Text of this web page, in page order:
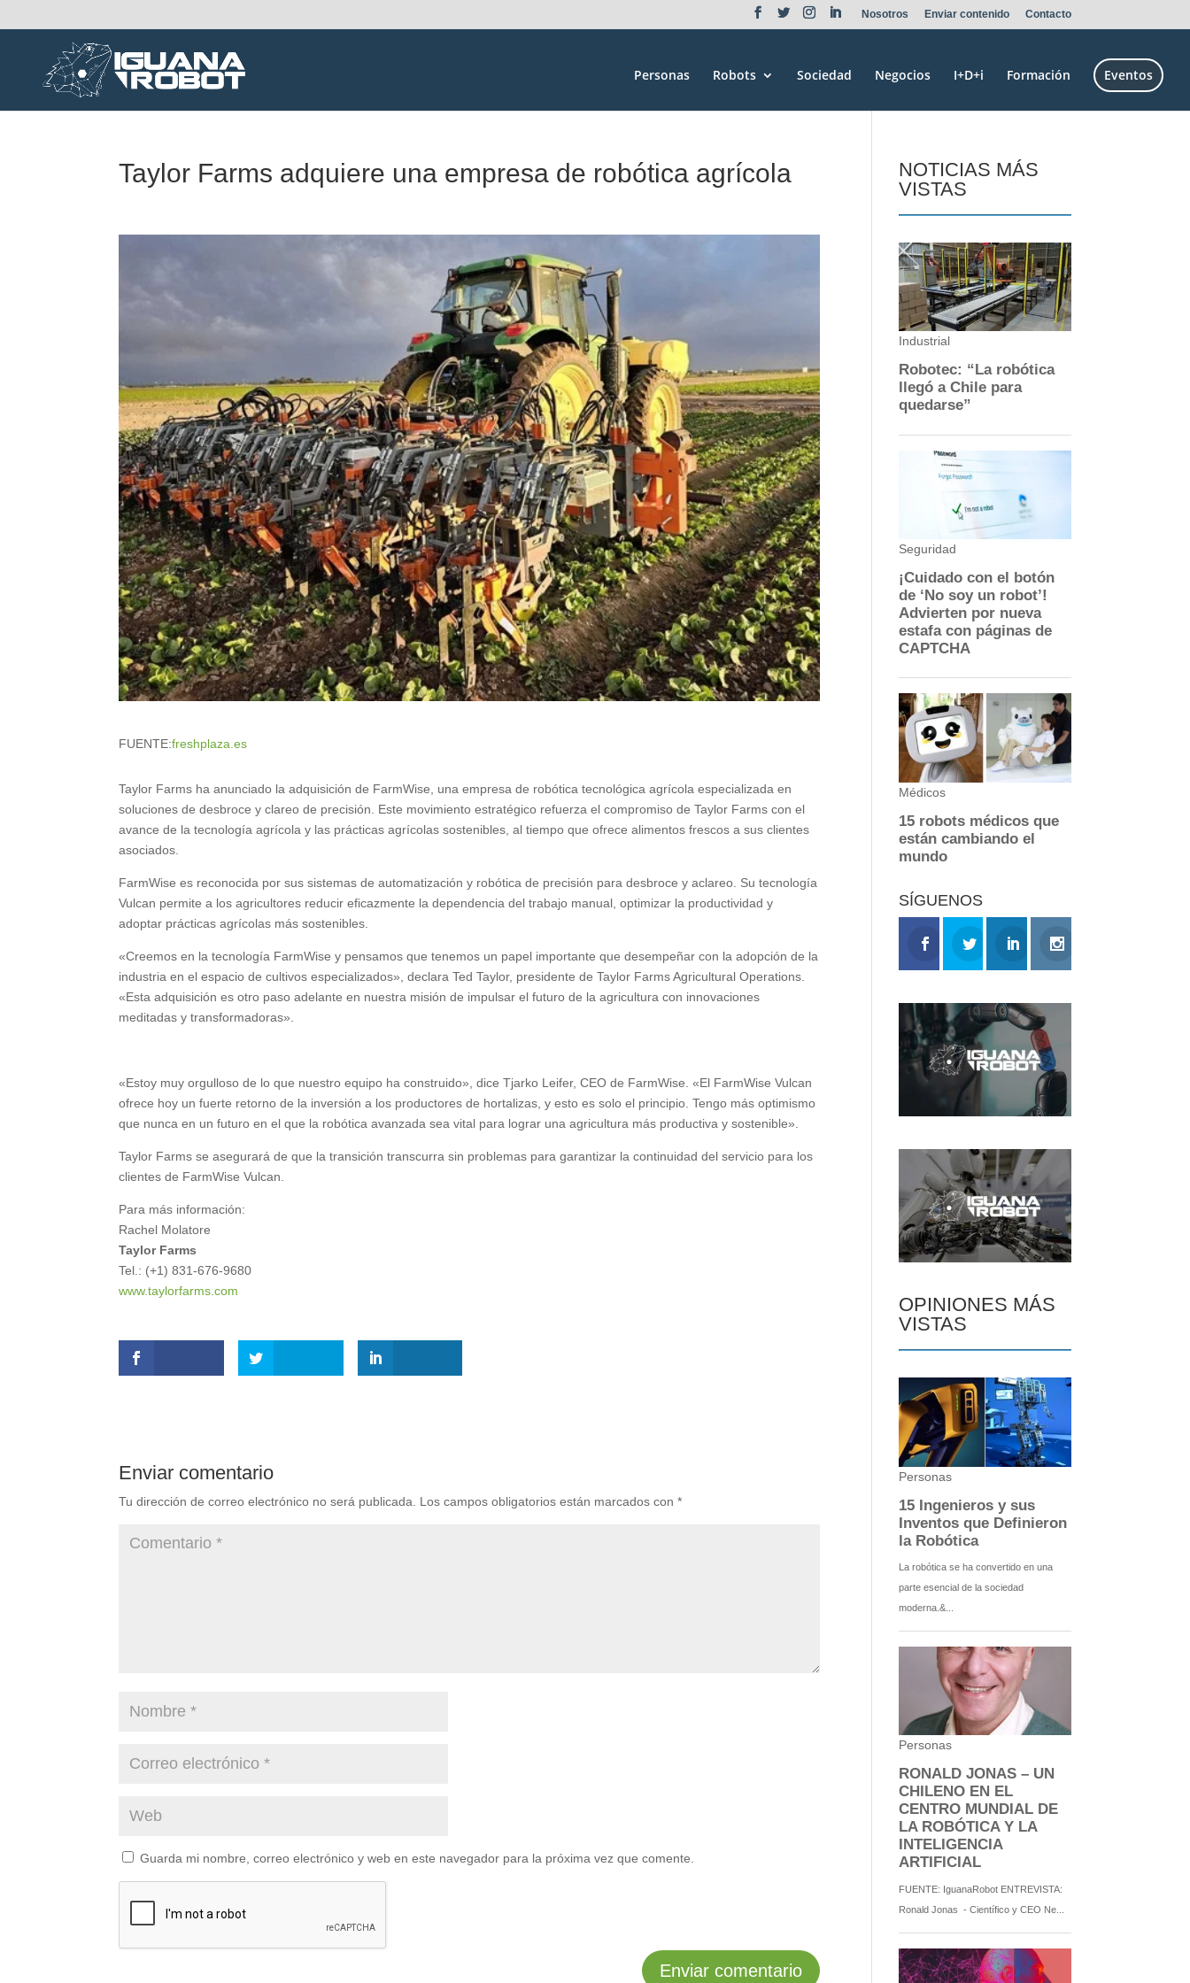
Nosotros Enviar contenido Contacto
Personas Robots Sociedad Negocios I+D+i Formación Eventos
Taylor Farms adquiere una empresa de robótica agrícola
FUENTE:freshplaza.es
Taylor Farms ha anunciado la adquisición de FarmWise, una empresa de robótica tecnológica agrícola especializada en
soluciones de desbroce y clareo de precisión. Este movimiento estratégico refuerza el compromiso de Taylor Farms con el
avance de la tecnología agrícola y las prácticas agrícolas sostenibles, al tiempo que ofrece alimentos frescos a sus clientes
asociados.
FarmWise es reconocida por sus sistemas de automatización y robótica de precisión para desbroce y aclareo. Su tecnología
Vulcan permite a los agricultores reducir eficazmente la dependencia del trabajo manual, optimizar la productividad y
adoptar prácticas agrícolas más sostenibles.
«Creemos en la tecnología FarmWise y pensamos que tenemos un papel importante que desempeñar con la adopción de la
industria en el espacio de cultivos especializados», declara Ted Taylor, presidente de Taylor Farms Agricultural Operations.
«Esta adquisición es otro paso adelante en nuestra misión de impulsar el futuro de la agricultura con innovaciones
meditadas y transformadoras».
«Estoy muy orgulloso de lo que nuestro equipo ha construido», dice Tjarko Leifer, CEO de FarmWise. «El FarmWise Vulcan
ofrece hoy un fuerte retorno de la inversión a los productores de hortalizas, y esto es solo el principio. Tengo más optimismo
que nunca en un futuro en el que la robótica avanzada sea vital para lograr una agricultura más productiva y sostenible».
Taylor Farms se asegurará de que la transición transcurra sin problemas para garantizar la continuidad del servicio para los
clientes de FarmWise Vulcan.
Para más información:
Rachel Molatore
Taylor Farms
Tel.: (+1) 831-676-9680
www.taylorfarms.com
Enviar comentario
Tu dirección de correo electrónico no será publicada. Los campos obligatorios están marcados con*
Guarda mi nombre, correo electrónico y web en este navegador para la próxima vez que comente.
NOTICIAS MÁS
VISTAS
SÍGUENOS
OPINIONES MÁS
VISTAS